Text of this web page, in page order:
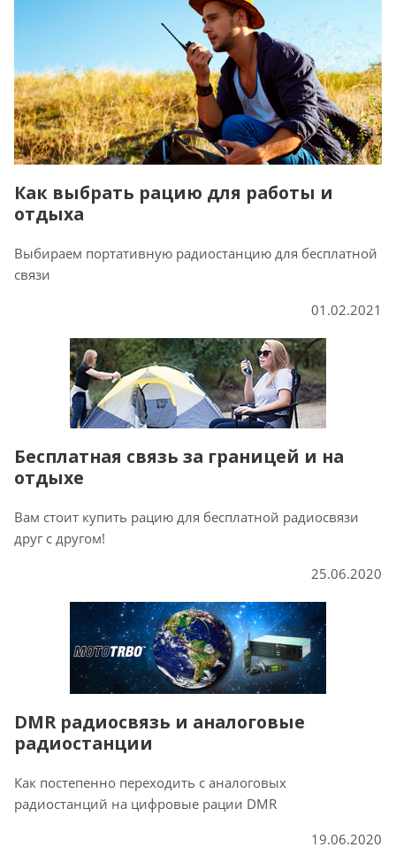
Как выбрать рацию для работы и
отдыха
Выбираем портативную радиостанцию для бесплатной
связи
01.02.2021
Бесплатная связь за границей и на
отдыхе
Вам стоит купить рацию для бесплатной радиосвязи
друг с другом!
25.06.2020
DMR радиосвязь и аналоговые
радиостанции
Как постепенно переходить с аналоговых
радиостанций на цифровые рации DMR
19.06.2020